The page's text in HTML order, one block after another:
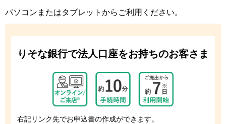
パソコンまたはタブレットからご利用ください。
りそな銀行で法人口座をお持ちのお客さま
右記リンク先でお申込書の作成ができます。